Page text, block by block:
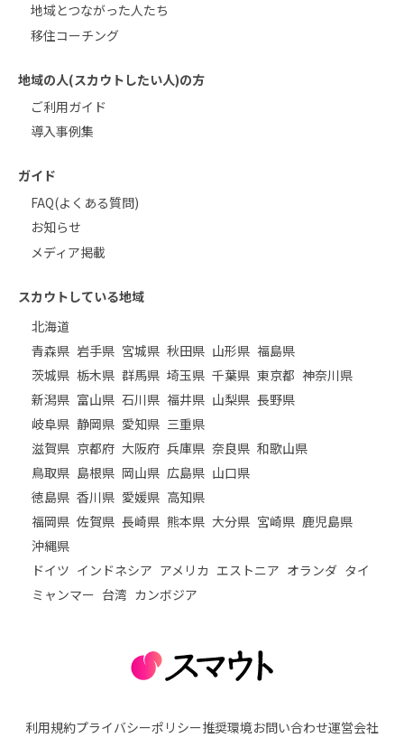
地域とつながった人たち
移住コーチング
地域の人(スカウトしたい人)の方
ご利用ガイド
導入事例集
ガイド
FAQ(よくある質問)
お知らせ
メディア掲載
スカウトしている地域
北海道
青森県 岩手県 宮城県 秋田県 山形県 福島県
茨城県 栃木県 群馬県 埼玉県 千葉県 東京都 神奈川県
新潟県 富山県 石川県 福井県 山梨県 長野県
岐阜県 静岡県 愛知県 三重県
滋賀県 京都府 大阪府 兵庫県 奈良県 和歌山県
鳥取県 島根県 岡山県 広島県 山口県
徳島県 香川県 愛媛県 高知県
福岡県 佐賀県 長崎県 熊本県 大分県 宮崎県 鹿児島県
沖縄県
ドイツ インドネシア アメリカ エストニア オランダ タイ
ミャンマー 台湾 カンボジア
利用規約プライバシーポリシー推奨環境お問い合わせ運営会社